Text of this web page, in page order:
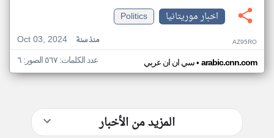
اخبار موريتانيا
Politics
Oct 03, 2024
منذ سنة AZ95RO
سي ان ان عربي• arabic.cnn.com عدد الكلمات: ٥٦٧ الصور: ٦
المزيد من الأخبار